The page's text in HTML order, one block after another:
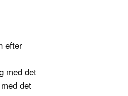
efter
med det
det